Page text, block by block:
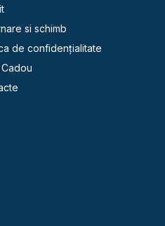
si schimb
de confidențialitate